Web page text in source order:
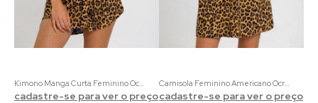
Kimono Manga Curta Feminino Ocre Onça
cadastre-se para ver o preço
Camisola Feminino Americano Ocre Onça
cadastre-se para ver o preço